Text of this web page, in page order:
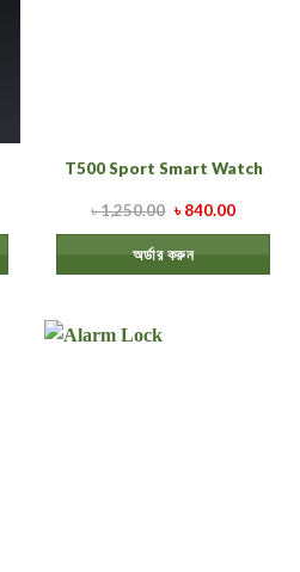
T500 Sport Smart Watch
৳1,250.00 ৳840.00
অর্ডার করুন